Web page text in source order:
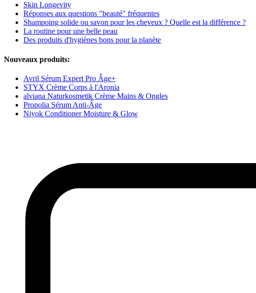
Skin Longevity
Réponses aux questions "beauté" fréquentes
Shampoing solide ou savon pour les cheveux ? Quelle est la différence ?
La routine pour une belle peau
Des produits d'hygiènes bons pour la planète
Nouveaux produits:
Avril Sérum Expert Pro Âge+
STYX Crème Corps à l'Aronia
alviana Naturkosmetik Crème Mains & Ongles
Propolia Sérum Anti-Âge
Niyok Conditioner Moisture & Glow